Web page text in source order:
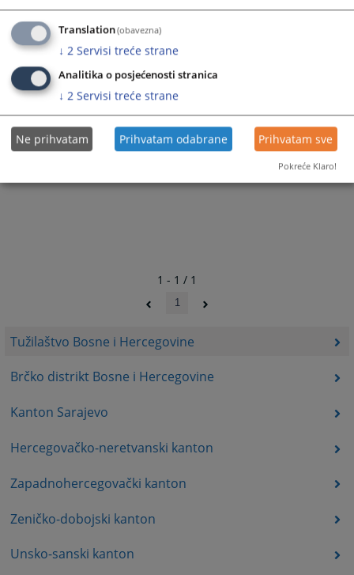
Tužilaštvo Bosne i Hercegovine
Brčko distrikt Bosne i Hercegovine
Kanton Sarajevo
Hercegovačko-neretvanski kanton
Zapadnohercegovački kanton
Zeničko-dobojski kanton
Unsko-sanski kanton
1 - 1 / 1
1
Translation(obavezna)
↓ 2 Servisi treće strane
Analitika o posjećenosti stranica
↓ 2 Servisi treće strane
Ne prihvatam Prihvatam odabrane Prihvatam sve
Pokreće Klaro!